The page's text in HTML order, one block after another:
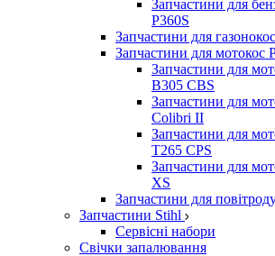
Запчастини для
P360S
Запчастини для
Запчастини для мотокос
Запчастини для
B305 CBS
Запчастини для
Colibri II
Запчастини для
T265 CPS
Запчастини для
XS
Запчастини для
Запчастини Stihl
Сервісні набори
Свічки запалювання